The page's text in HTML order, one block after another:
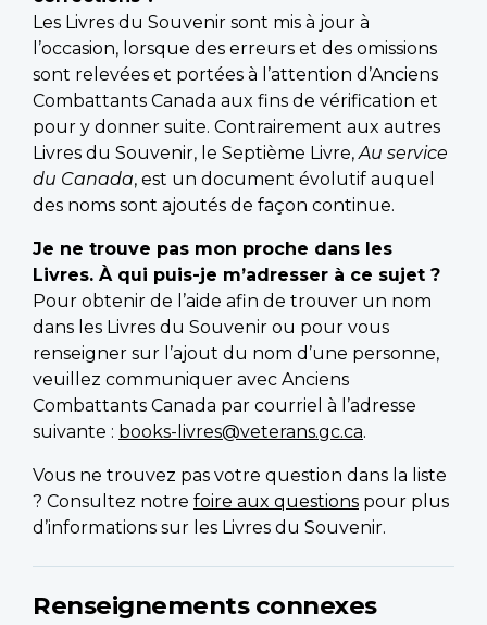
Les Livres du Souvenir sont mis à jour à
l’occasion, lorsque des erreurs et des omissions
sont relevées et portées à l’attention d’Anciens
Combattants Canada aux fins de vérification et
pour y donner suite. Contrairement aux autres
Livres du Souvenir, le Septième Livre,Au service
du Canada, est un document évolutif auquel
des noms sont ajoutés de façon continue.
Je ne trouve pas mon proche dans les
Livres. À qui puis-je m’adresser à ce sujet ?
Pour obtenir de l’aide afin de trouver un nom
dans les Livres du Souvenir ou pour vous
renseigner sur l’ajout du nom d’une personne,
veuillez communiquer avec Anciens
Combattants Canada par courriel à l’adresse
suivante : books-livres@veterans.gc.ca.
Vous ne trouvez pas votre question dans la liste
? Consultez notre foire aux questions pour plus
d’informations sur les Livres du Souvenir.
Renseignements connexes